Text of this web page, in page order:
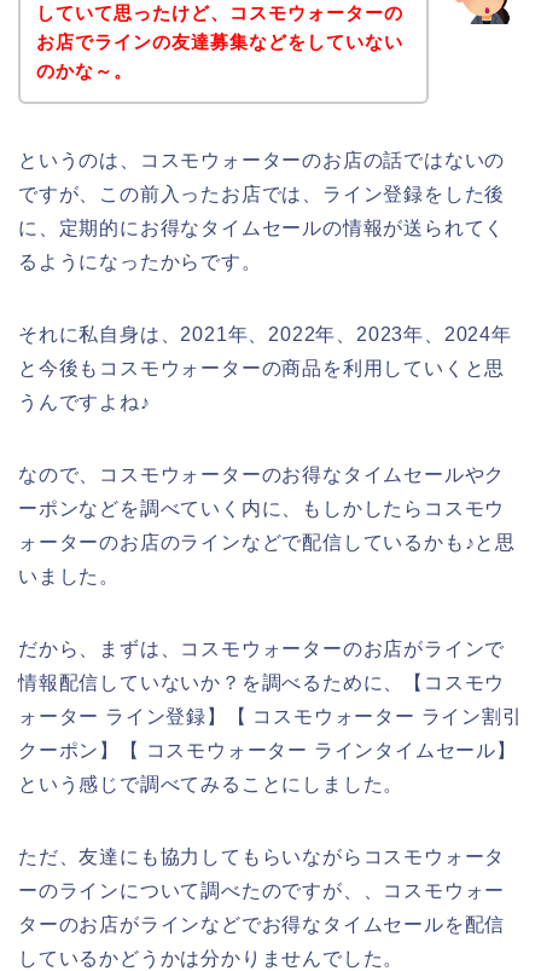
していて思ったけど、コスモウォーターの
お店でラインの友達募集などをしていない
のかな～。
というのは、コスモウォーターのお店の話ではないの
ですが、この前入ったお店では、ライン登録をした後
に、定期的にお得なタイムセールの情報が送られてく
るようになったからです。
それに私自身は、2021年、2022年、2023年、2024年
と今後もコスモウォーターの商品を利用していくと思
うんですよね♪
なので、コスモウォーターのお得なタイムセールやク
ーポンなどを調べていく内に、もしかしたらコスモウ
ォーターのお店のラインなどで配信しているかも♪と思
いました。
だから、まずは、コスモウォーターのお店がラインで
情報配信していないか？を調べるために、【コスモウ
ォーター ライン登録】【 コスモウォーター ライン割引
クーポン】【 コスモウォーター ラインタイムセール】
という感じで調べてみることにしました。
ただ、友達にも協力してもらいながらコスモウォータ
ーのラインについて調べたのですが、、コスモウォー
ターのお店がラインなどでお得なタイムセールを配信
しているかどうかは分かりませんでした。